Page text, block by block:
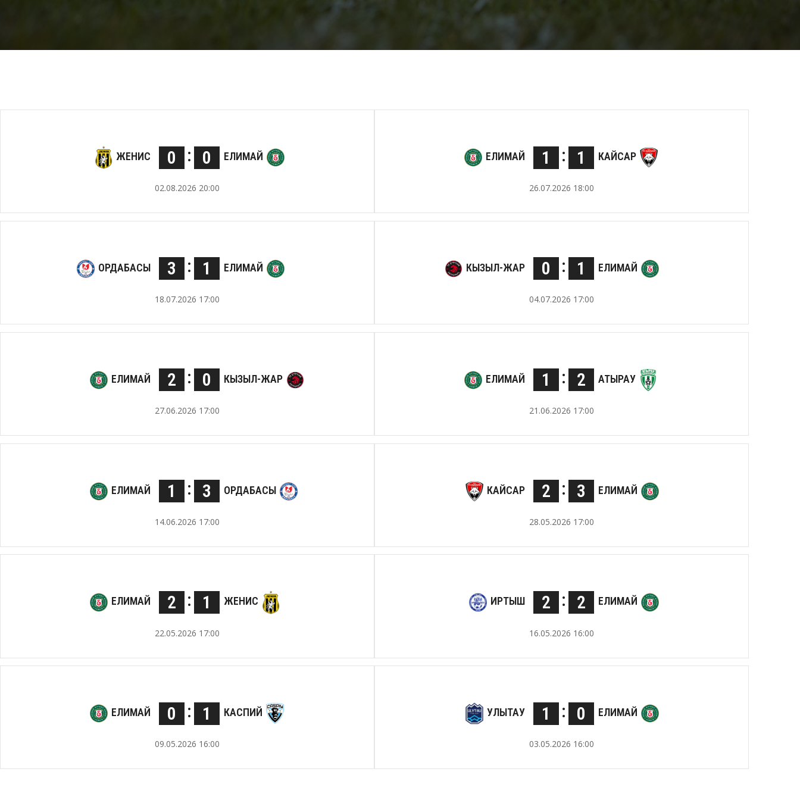
ЖЕНИС 0 : 0 ЕЛИМАЙ
02.08.2026 20:00
ЕЛИМАЙ 1 : 1 КАЙСАР
26.07.2026 18:00
ОРДАБАСЫ 3 : 1 ЕЛИМАЙ
18.07.2026 17:00
КЫЗЫЛ-ЖАР 0 : 1 ЕЛИМАЙ
04.07.2026 17:00
ЕЛИМАЙ 2 : 0 КЫЗЫЛ-ЖАР
27.06.2026 17:00
ЕЛИМАЙ 1 : 2 АТЫРАУ
21.06.2026 17:00
ЕЛИМАЙ 1 : 3 ОРДАБАСЫ
14.06.2026 17:00
КАЙСАР 2 : 3 ЕЛИМАЙ
28.05.2026 17:00
ЕЛИМАЙ 2 : 1 ЖЕНИС
22.05.2026 17:00
ИРТЫШ 2 : 2 ЕЛИМАЙ
16.05.2026 16:00
ЕЛИМАЙ 0 : 1 КАСПИЙ
09.05.2026 16:00
УЛЫТАУ 1 : 0 ЕЛИМАЙ
03.05.2026 16:00